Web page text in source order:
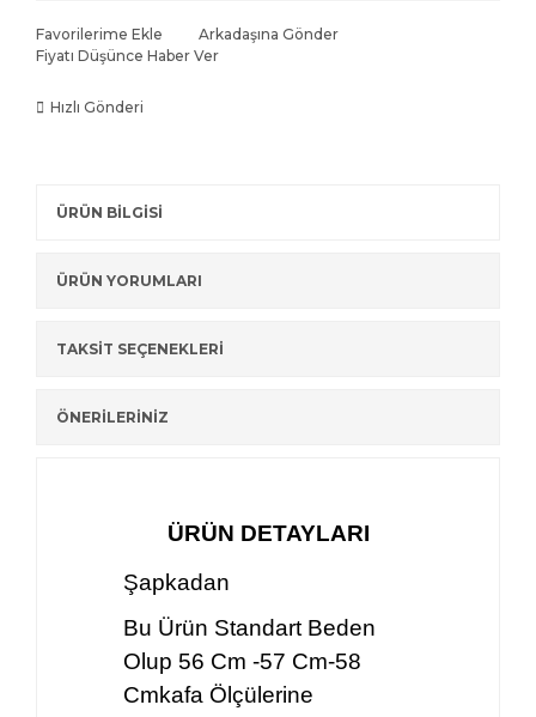
Favorilerime Ekle
Arkadaşına Gönder
Fiyatı Düşünce Haber Ver
Hızlı Gönderi
ÜRÜN BİLGİSİ
ÜRÜN YORUMLARI
TAKSİT SEÇENEKLERİ
ÖNERİLERİNİZ
ÜRÜN DETAYLARI
Şapkadan
Bu Ürün Standart Beden
Olup 56 Cm -57 Cm-58
Cmkafa Ölçülerine